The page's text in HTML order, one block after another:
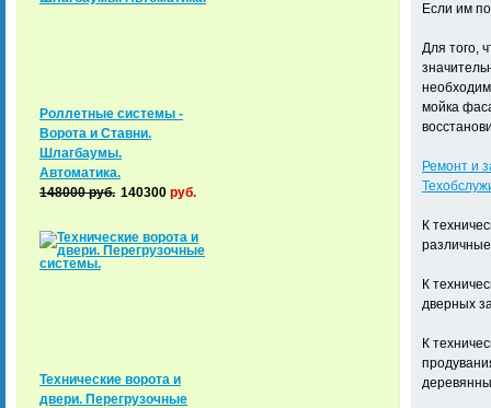
Если им
Для того,
мойка
Ремонт и
К
К
дверных
К
Роллетные системы -
Ворота и Ставни.
Шлагбаумы.
Автоматика.
148000руб. 140300 руб.
Технические ворота и
двери. Перегрузочные